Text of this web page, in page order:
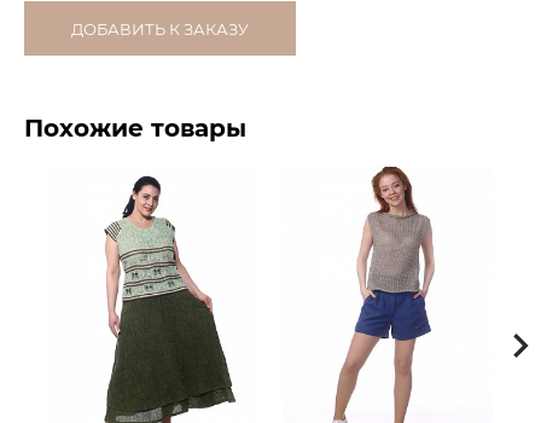
ДОБАВИТЬ К ЗАКАЗУ
Похожие товары